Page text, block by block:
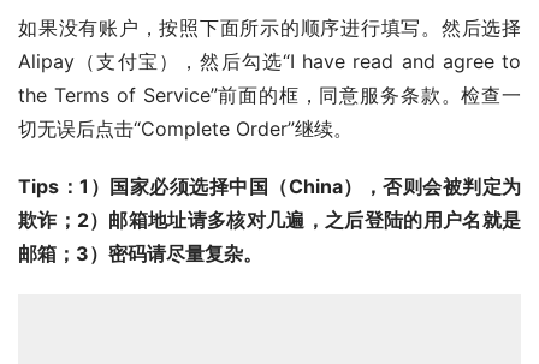
如果没有账户，按照下面所示的顺序进行填写。然后选择
Alipay（支付宝），然后勾选“I have read and agree to
the Terms of Service”前面的框，同意服务条款。检查一
切无误后点击“Complete Order”继续。
Tips：1）国家必须选择中国（China），否则会被判定为
欺诈；2）邮箱地址请多核对几遍，之后登陆的用户名就是
邮箱；3）密码请尽量复杂。